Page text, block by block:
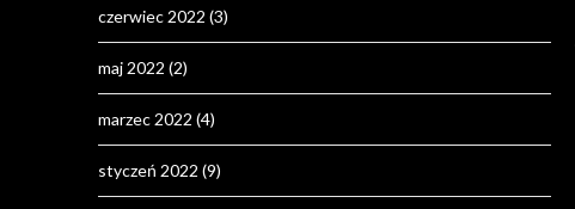
czerwiec 2022 (3)
maj 2022 (2)
marzec 2022 (4)
styczeń 2022 (9)